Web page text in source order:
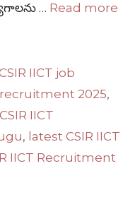
… Read more
IICT job
recruitment 2025,
CSIR IICT
, latest CSIR IICT
IICT Recruitment